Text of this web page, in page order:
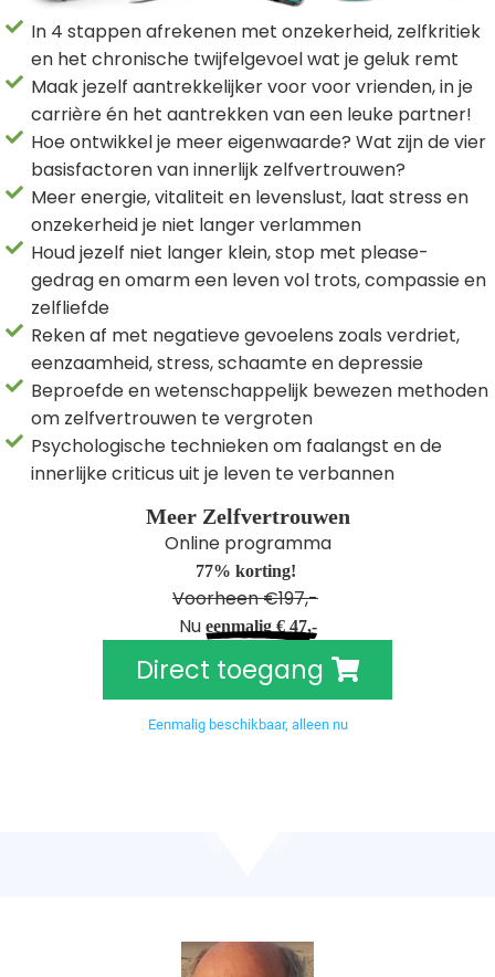
In 4 stappen afrekenen met onzekerheid, zelfkritiek
en het chronische twijfelgevoel wat je geluk remt
Maak jezelf aantrekkelijker voor voor vrienden, in je
carrière én het aantrekken van een leuke partner!
Hoe ontwikkel je meer eigenwaarde? Wat zijn de vier
basisfactoren van innerlijk zelfvertrouwen?
Meer energie, vitaliteit en levenslust, laat stress en
onzekerheid je niet langer verlammen
Houd jezelf niet langer klein, stop met please-
gedrag en omarm een leven vol trots, compassie en
zelfliefde
Reken af met negatieve gevoelens zoals verdriet,
eenzaamheid, stress, schaamte en depressie
Beproefde en wetenschappelijk bewezen methoden
om zelfvertrouwen te vergroten
Psychologische technieken om faalangst en de
innerlijke criticus uit je leven te verbannen
Meer Zelfvertrouwen
Online programma
77% korting!
Voorheen €197,-
Nu eenmalig € 47,-
Direct toegang
Eenmalig beschikbaar, alleen nu
kan de
niet
worden
om
te
over
van
op